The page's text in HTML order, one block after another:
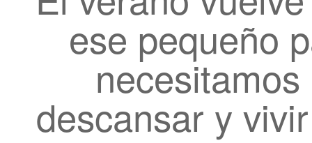
ese pequeño
descansar y